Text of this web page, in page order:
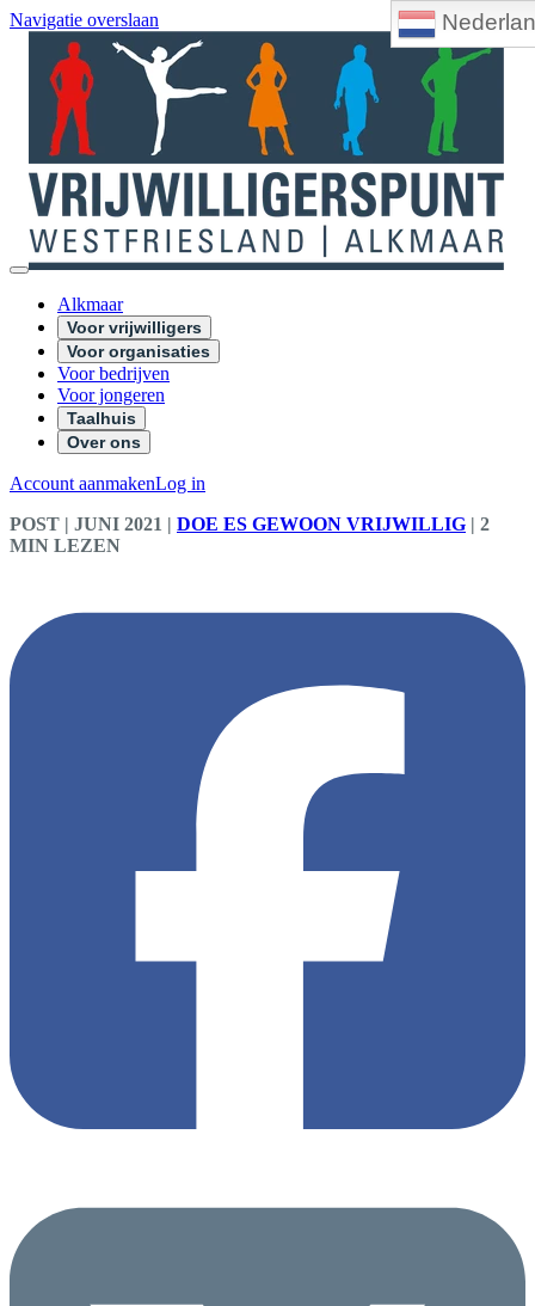
Navigatie overslaan
Alkmaar
Voor vrijwilligers
Voor organisaties
Voor bedrijven
Voor jongeren
Taalhuis
Over ons
Account aanmakenLog in
POST | JUNI 2021 | DOE ES GEWOON VRIJWILLIG | 2
MIN LEZEN